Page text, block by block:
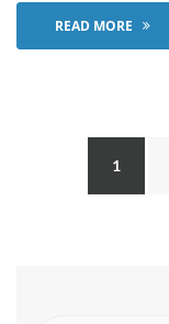
READ MORE
1